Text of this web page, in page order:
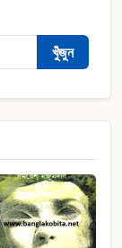
খুঁজুন